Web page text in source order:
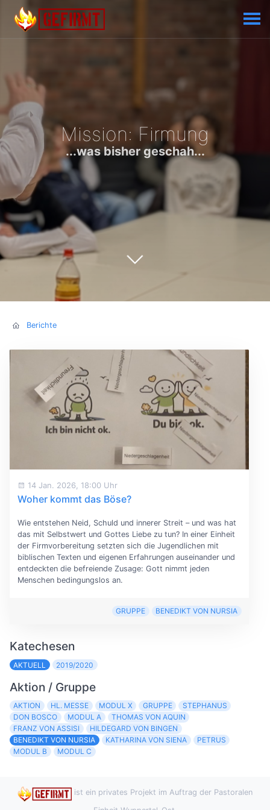
Mission: Firmung
...was bisher geschah...
Berichte
14 Jan. 2026, 18:00 Uhr
Woher kommt das Böse?
Wie entstehen Neid, Schuld und innerer Streit – und was hat
das mit Selbstwert und Gottes Liebe zu tun? In einer Einheit
der Firmvorbereitung setzten sich die Jugendlichen mit
biblischen Texten und eigenen Erfahrungen auseinander und
entdeckten die befreiende Zusage: Gott nimmt jeden
Menschen bedingungslos an.
GRUPPE BENEDIKT VON NURSIA
Katechesen
AKTUELL 2019/2020
Aktion / Gruppe
AKTION HL. MESSE MODUL X GRUPPE
STEPHANUS
DON BOSCO
MODUL A
THOMAS VON AQUIN
FRANZ VON ASSISI
HILDEGARD VON BINGEN
BENEDIKT VON NURSIA
KATHARINA VON SIENA
PETRUS
MODUL B
MODUL C
ist ein privates Projekt im Auftrag der Pastoralen